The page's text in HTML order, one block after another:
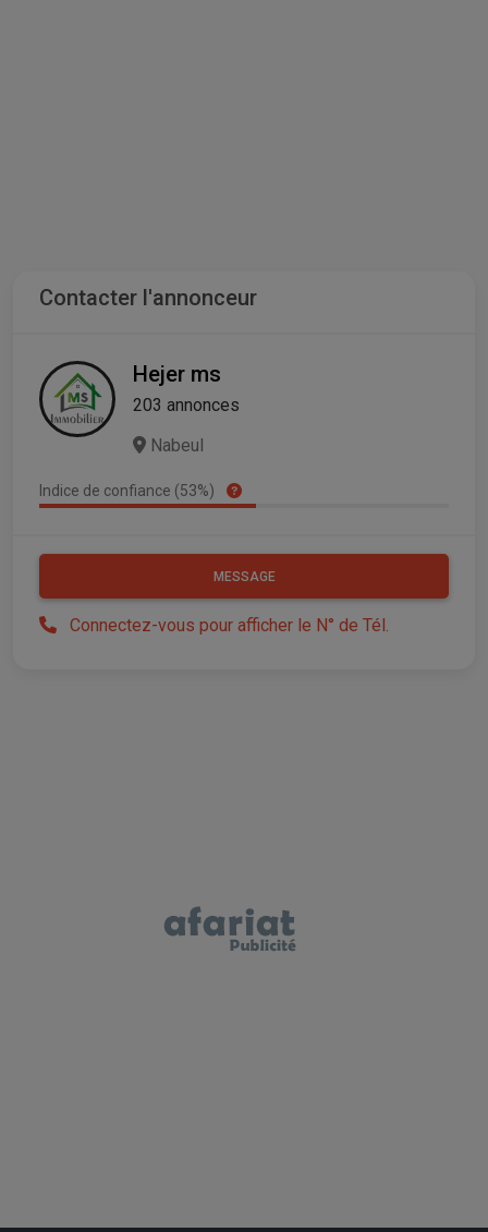
Contacter l'annonceur
Hejer ms
203 annonces
Nabeul
Indice de confiance (53%)
MESSAGE
Connectez-vous pour afficher le N° de Tél.